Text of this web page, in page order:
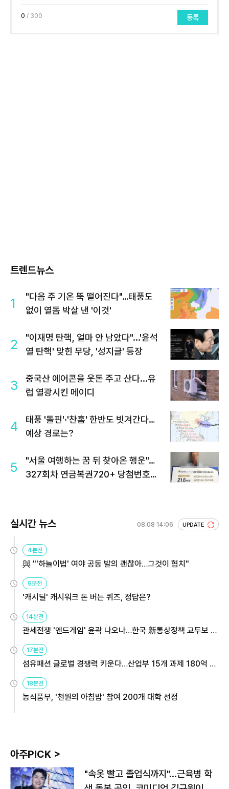
0 / 300 등록
트렌드뉴스
1
"다음 주 기온 뚝 떨어진다"…태풍도
없이 열돔 박살 낸 '이것'
2
"이재명 탄핵, 얼마 안 남았다"...'윤석
열 탄핵' 맞힌 무당, '성지글' 등장
3
중국산 에어콘을 웃돈 주고 산다...유
럽 열광시킨 메이디
4
태풍 '돌핀'·'찬홈' 한반도 빗겨간다…
예상 경로는?
5
"서울 여행하는 꿈 뒤 찾아온 행운"…
327회차 연금복권720+ 당첨번호조
실시간 뉴스 08.08 14:06 UPDATE
4분전
與 "'하늘이법' 여야 공동 발의 괜찮아…그것이 협치"
9분전
'캐시딜' 캐시워크 돈 버는 퀴즈, 정답은?
14분전
관세전쟁 '엔드게임' 윤곽 나오나…한국 新통상정책 교두보 활
용해야
17분전
섬유패션 글로벌 경쟁력 키운다…산업부 15개 과제 180억 지
원
18분전
농식품부, '천원의 아침밥' 참여 200개 대학 선정
아주PICK >
"속옷 빨고 졸업식까지"…근육병 학